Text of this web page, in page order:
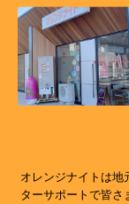
オレンジナイトは地
ターサポートで皆さ